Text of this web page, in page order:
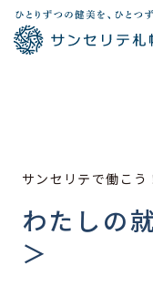
サンセリテで働こう
わたしの
＞